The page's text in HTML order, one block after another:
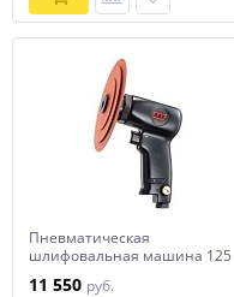
Пневматическая
шлифовальная машина 125
11 550 руб.